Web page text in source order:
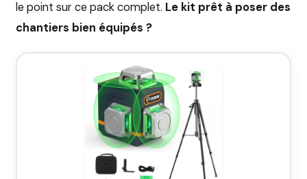
le point sur ce pack complet. Le kit prêt à poser des
chantiers bien équipés ?